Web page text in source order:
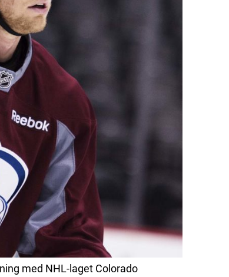
med NHL-laget Colorado